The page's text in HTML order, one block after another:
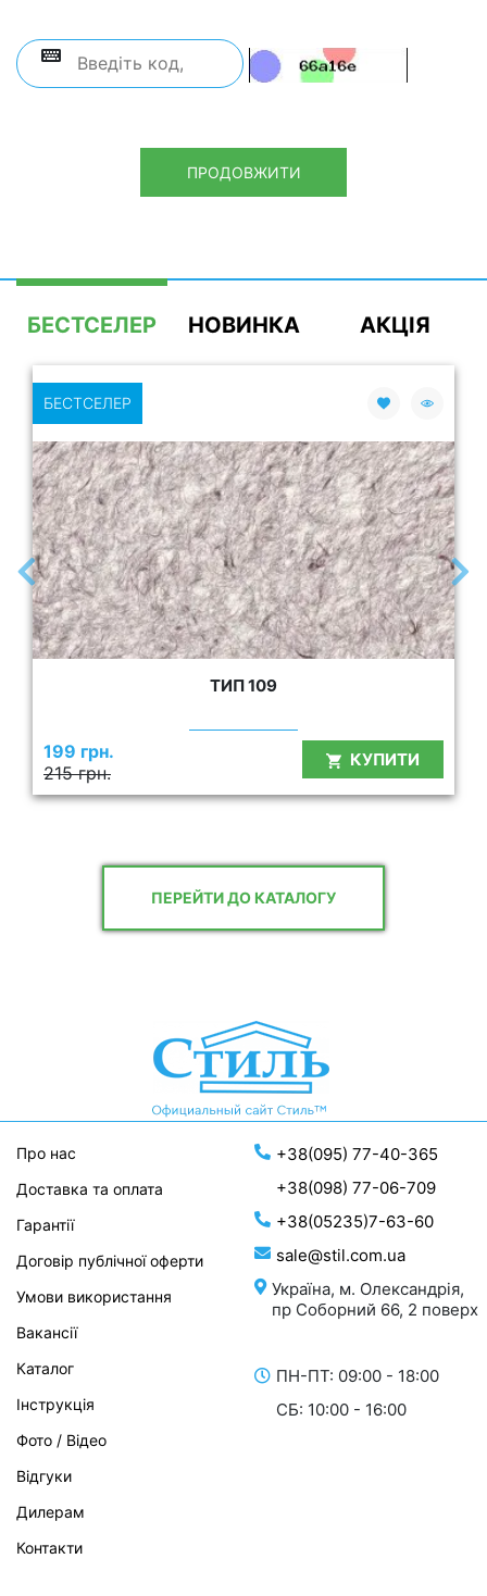
ПРОДОВЖИТИ
БЕСТСЕЛЕР НОВИНКА АКЦІЯ
БЕСТСЕЛЕР
ТИП 109
215 грн.
199 грн. КУПИТИ
ПЕРЕЙТИ ДО КАТАЛОГУ
+38(095) 77-40-365
+38(098) 77-06-709
+38(05235)7-63-60
sale@stil.com.ua
Україна, м. Олександрія,
пр Соборний 66, 2 поверх
ПН-ПТ: 09:00 - 18:00
СБ: 10:00 - 16:00
Про нас
Доставка та оплата
Гарантії
Договір публічної оферти
Умови використання
Вакансії
Каталог
Інструкція
Фото / Відео
Відгуки
Дилерам
Контакти